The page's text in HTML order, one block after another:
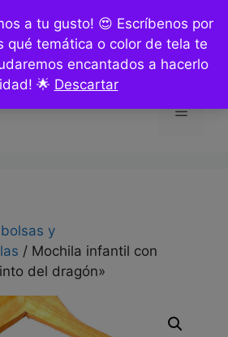
a tu gusto! 😍 Escríbenos por
qué temática o color de tela te
encantados a hacerlo
🌟 Descartar
Menú
y
/ Mochila infantil con
del dragón»